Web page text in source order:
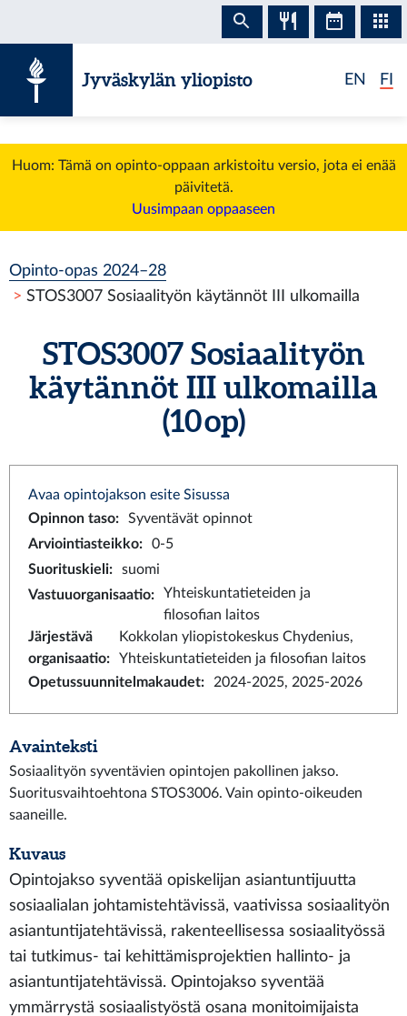
Jyväskylän yliopisto EN FI
Huom: Tämä on opinto-oppaan arkistoitu versio, jota ei enää
päivitetä.
Uusimpaan oppaaseen
Opinto-opas 2024–28
STOS3007 Sosiaalityön käytännöt III ulkomailla
STOS3007 Sosiaalityön
käytännöt III ulkomailla
(10 op)
Avaa opintojakson esite Sisussa
Opinnon taso:
Syventävät opinnot
Arviointiasteikko:
0-5
Suorituskieli:
suomi
Vastuuorganisaatio:
Yhteiskuntatieteiden ja
filosofian laitos
Järjestävä
organisaatio:
Kokkolan yliopistokeskus Chydenius,
Yhteiskuntatieteiden ja filosofian laitos
Opetussuunnitelmakaudet: 2024-2025, 2025-2026
Avainteksti
Sosiaalityön syventävien opintojen pakollinen jakso.
Suoritusvaihtoehtona STOS3006. Vain opinto-oikeuden
saaneille.
Kuvaus
Opintojakso syventää opiskelijan asiantuntijuutta
sosiaalialan johtamistehtävissä, vaativissa sosiaalityön
asiantuntijatehtävissä, rakenteellisessa sosiaalityössä
tai tutkimus- tai kehittämisprojektien hallinto- ja
asiantuntijatehtävissä. Opintojakso syventää
ymmärrystä sosiaalistyöstä osana monitoimijaista